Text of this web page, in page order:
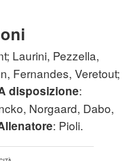
Laurini, Pezzella,
Fernandes, Veretout;
disposizione:
Norgaard, Dabo,
: Pioli.